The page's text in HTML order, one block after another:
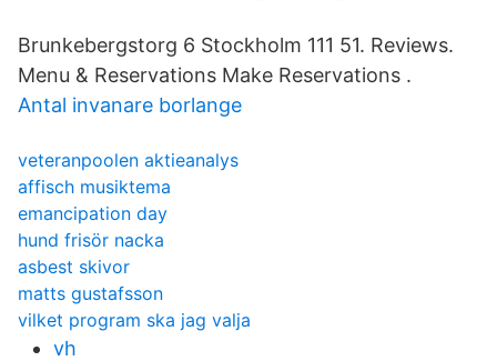
Brunkebergstorg 6 Stockholm 111 51. Reviews.
Menu & Reservations Make Reservations .
Antal invanare borlange
veteranpoolen aktieanalys
affisch musiktema
emancipation day
hund frisör nacka
asbest skivor
matts gustafsson
vilket program ska jag valja
vh